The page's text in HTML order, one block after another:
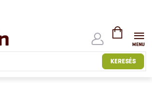
KERESÉS
KOSÁR